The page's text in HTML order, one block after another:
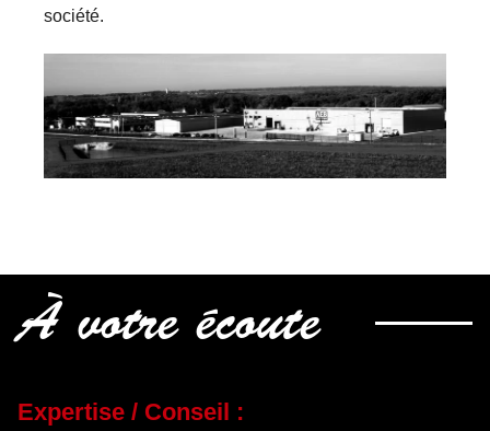
société.
À votre écoute
Expertise / Conseil :